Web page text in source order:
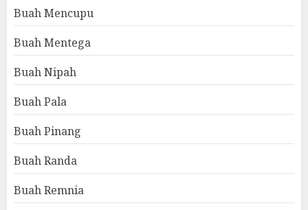
Buah Mencupu
Buah Mentega
Buah Nipah
Buah Pala
Buah Pinang
Buah Randa
Buah Remnia